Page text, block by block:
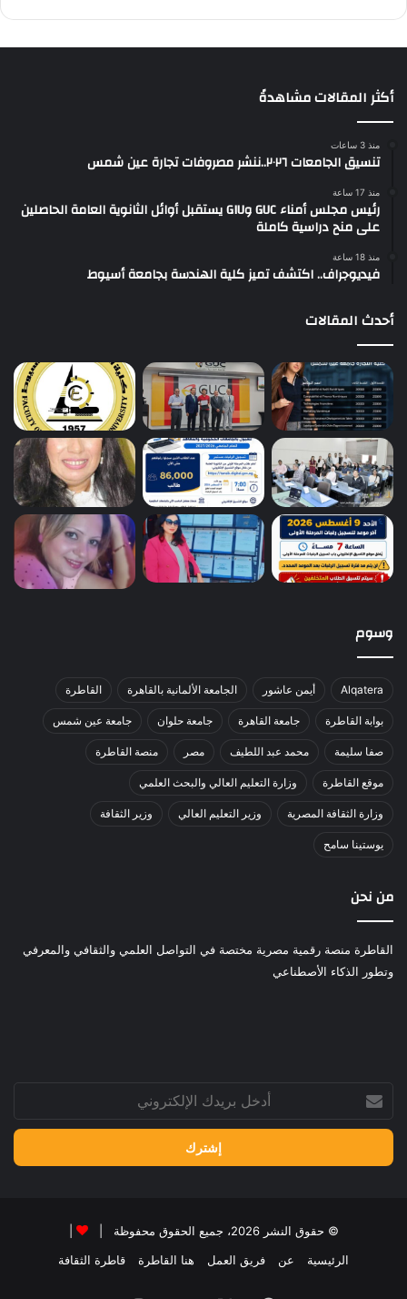
أكثر المقالات مشاهدةً
منذ 3 ساعات
تنسيق الجامعات ٢٠٢٦..ننشر مصروفات تجارة عين شمس
منذ 17 ساعة
رئيس مجلس أمناء GUC وGIU يستقبل أوائل الثانوية العامة الحاصلين
على منح دراسية كاملة
منذ 18 ساعة
فيديوجراف.. اكتشف تميز كلية الهندسة بجامعة أسيوط
أحدث المقالات
وسوم
Alqatera أيمن عاشور الجامعة الألمانية بالقاهرة القاطرة
بوابة القاطرة جامعة القاهرة جامعة حلوان جامعة عين شمس
صفا سليمة محمد عبد اللطيف مصر منصة القاطرة
موقع القاطرة وزارة التعليم العالي والبحث العلمي
وزارة الثقافة المصرية وزير التعليم العالي وزير الثقافة
يوستينا سامح
من نحن
القاطرة منصة رقمية مصرية مختصة في التواصل العلمي والثقافي والمعرفي
وتطور الذكاء الأصطناعي
بريدك
الإلكتروني
© حقوق النشر 2026، جميع الحقوق محفوظة |
الرئيسية
عن فريق العمل هنا القاطرة قاطرة الثقافة